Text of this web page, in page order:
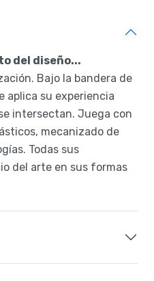
del diseño...
Bajo la bandera de
aplica su experiencia
intersectan. Juega con
mecanizado de
Todas sus
del arte en sus formas